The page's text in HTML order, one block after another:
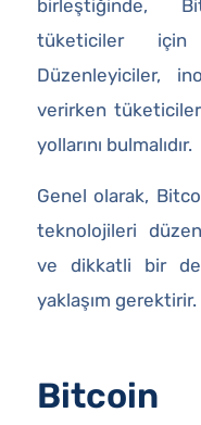
birleştiğinde,
tüketiciler
Düzenleyiciler,
verirken
yollarını bulmalıdır.
Genel olarak,
teknolojileri
ve dikkatli bir
yaklaşım gerektirir.
Bitcoin